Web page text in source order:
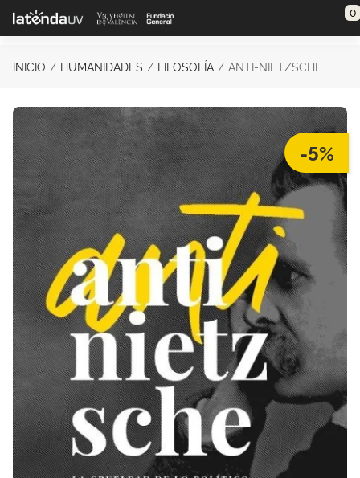
Saltar al contenido principal 0
INICIO HUMANIDADES FILOSOFÍA ANTI-NIETZSCHE
-5%